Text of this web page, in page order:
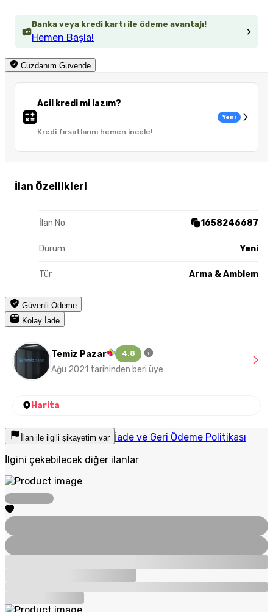
Banka veya kredi kartı ile ödeme avantajı!
Hemen Başla!
Cüzdanım Güvende
Acil kredi mi lazım?
Kredi fırsatlarını hemen incele!
Yeni
İlan Özellikleri
İlan No 1658246687
Durum Yeni
Tür Arma & Amblem
Güvenli Ödeme
Kolay İade
Temiz Pazar 4.8
Ağu 2021 tarihinden beri üye
Harita
İlan ile ilgili şikayetim var İade ve Geri Ödeme Politikası
İlgini çekebilecek diğer ilanlar